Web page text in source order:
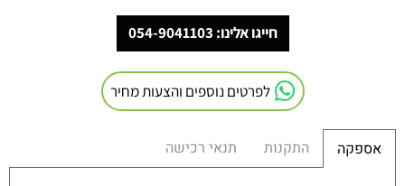
חייגו אלינו: 054-9041103
לפרטים נוספים והצעות מחיר
אספקה התקנות תנאי רכישה